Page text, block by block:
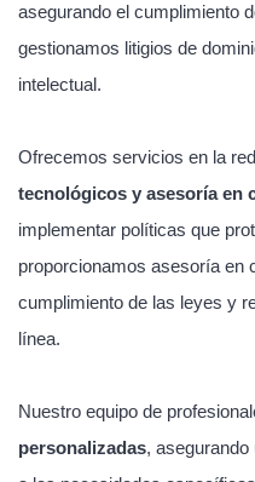
asegurando el cumplimiento
gestionamos litigios de
intelectual.
Ofrecemos servicios en la
tecnológicos y asesoría en
implementar políticas que
proporcionamos asesoría en
cumplimiento de las leyes y
línea.
Nuestro equipo de
personalizadas,